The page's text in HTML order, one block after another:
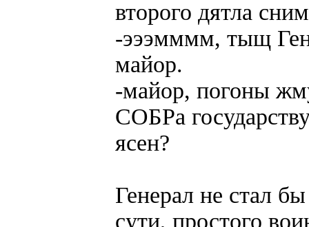
второго дятла
-эээмммм, тыщ
майор.
-майор, погоны
СОБРа
ясен?
Генерал не стал
сути, простого